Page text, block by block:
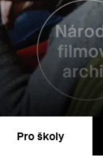
Pro školy